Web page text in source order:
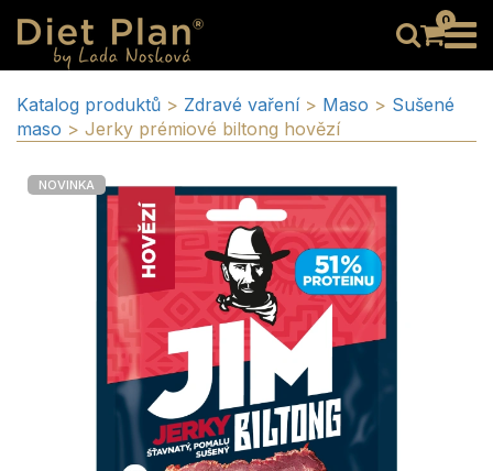
0
Katalog produktů > Zdravé vaření > Maso > Sušené
maso > Jerky prémiové biltong hovězí
NOVINKA